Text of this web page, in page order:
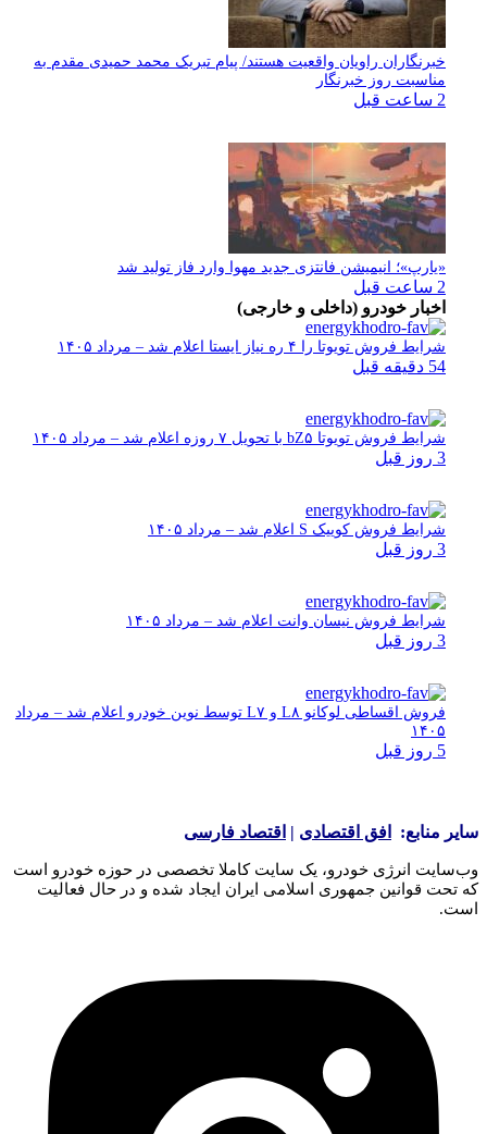
خبرنگاران راویان واقعیت هستند/ پیام تبریک محمد حمیدی مقدم به
مناسبت روز خبرنگار
«یارپ»؛ انیمیشن فانتزی جدید مهوا وارد فاز تولید شد
اخبار خودرو (داخلی و خارجی)
شرایط فروش تویوتا را ۴ ره نیاز ایستا اعلام شد – مرداد ۱۴۰۵
شرایط فروش تویوتا bZ۵ با تحویل ۷ روزه اعلام شد – مرداد ۱۴۰۵
شرایط فروش کوییک S اعلام شد – مرداد ۱۴۰۵
شرایط فروش نیسان وانت اعلام شد – مرداد ۱۴۰۵
فروش اقساطی لوکانو L۸ و L۷ توسط نوین خودرو اعلام شد – مرداد
۱۴۰۵
منابع:افق اقتصادی|اقتصاد فارسی
انرژی خودرو، یک سایت کاملا تخصصی در حوزه خودرو است
تحت قوانین جمهوری اسلامی ایران ایجاد شده و در حال فعالیت